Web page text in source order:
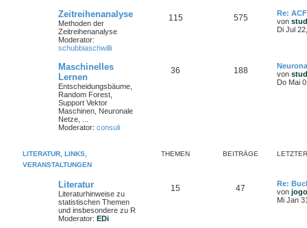
Zeitreihenanalyse
Methoden der
Zeitreihenanalyse
Moderator:
schubbiaschwilli
115 575
Re:
von
Di Jul
Maschinelles
Lernen
Entscheidungsbäume,
Random Forest,
Support Vektor
Maschinen, Neuronale
Netze, ...
Moderator: consuli
36 188
von
Do Mai
LITERATUR, LINKS,
VERANSTALTUNGEN
THEMEN BEITRÄGE
Literatur
Literaturhinweise zu
statistischen Themen
und insbesondere zu R
Moderator: EDi
15 47
Re:
von jogo
Mi Jan